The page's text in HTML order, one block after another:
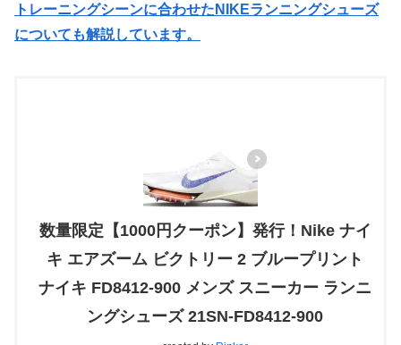
トレーニングシーンに合わせたNIKEランニングシューズ
についても解説しています。
数量限定【1000円クーポン】発行！Nike ナイ
キ エアズーム ビクトリー 2 ブループリント
ナイキ FD8412-900 メンズ スニーカー ランニ
ングシューズ 21SN-FD8412-900